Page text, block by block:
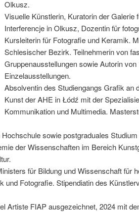
Olkusz.
Visuelle Künstlerin, Kuratorin der Galerie
Interferencje in Olkusz, Dozentin für
Kursleiterin für Fotografie und Keramik.
Schlesischer Bezirk. Teilnehmerin von
Gruppenausstellungen sowie Autorin von
Einzelausstellungen.
Absolventin des Studiengangs Grafik an
Kunst der AHE in Łódź mit der
Kommunikation und Multimedia.
sowie postgraduales
der Wissenschaften im Bereich
für Bildung und Wissenschaft für
und Fotografie. Stipendiatin des
Artiste FIAP ausgezeichnet, 2024 mit